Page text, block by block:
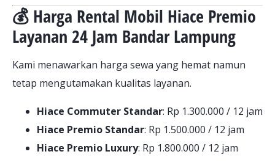
💰 Harga Rental Mobil Hiace Premio
Layanan 24 Jam Bandar Lampung
Kami menawarkan harga sewa yang hemat namun
tetap mengutamakan kualitas layanan.
Hiace Commuter Standar: Rp 1.300.000 / 12 jam
Hiace Premio Standar: Rp 1.500.000 / 12 jam
Hiace Premio Luxury: Rp 1.800.000 / 12 jam